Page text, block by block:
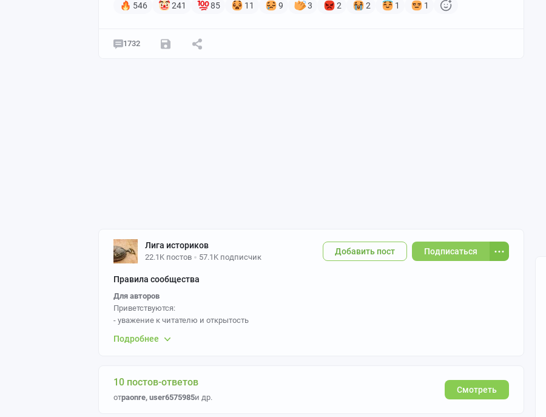
546 241 85 11 9 3 2 2 1 1
1732
Лига историков
22.1K постов 57.1K подписчик
Подписаться
Добавить пост
Правила сообщества
Для авторов
Приветствуются:
- уважение к читателю и открытость
- умение учить и учиться
- бездумный конвейер копипасты
- публикации на неисторическую тему / недостоверной исторической информации
Подробнее
10 постов-ответов
отpaonre, user6575985и др.
Смотреть